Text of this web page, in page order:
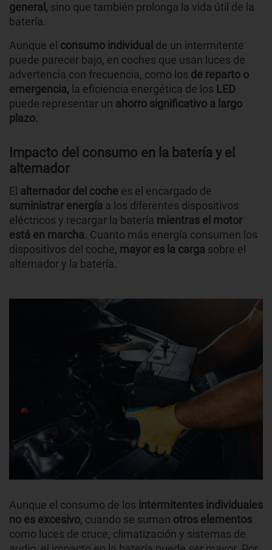
general, sino que también prolonga la vida útil de la
batería.
Aunque el consumo individual de un intermitente
puede parecer bajo, en coches que usan luces de
advertencia con frecuencia, como los de reparto o
emergencia, la eficiencia energética de los LED
puede representar un ahorro significativo a largo
plazo.
Impacto del consumo en la batería y el
alternador
El alternador del coche es el encargado de
suministrar energía a los diferentes dispositivos
eléctricos y recargar la batería mientras el motor
está en marcha. Cuanto más energía consumen los
dispositivos del coche, mayor es la carga sobre el
alternador y la batería.
Aunque el consumo de los intermitentes individuales
no es excesivo, cuando se suman otros elementos
como luces de cruce, climatización y sistemas de